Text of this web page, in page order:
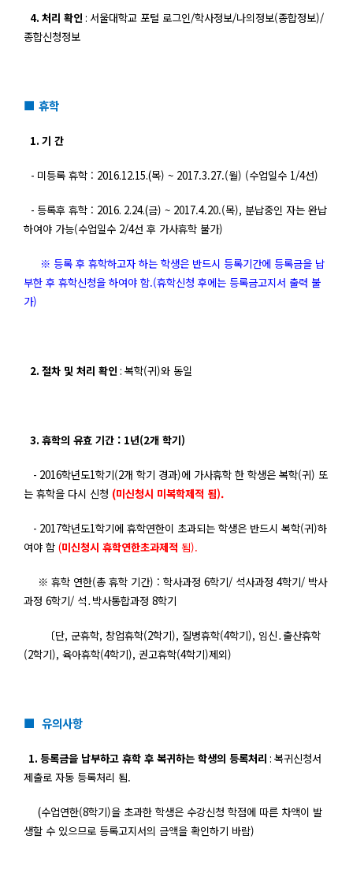
4. 처리 확인 : 서울대학교 포털 로그인/학사정보/나의정보(종합정보)/
종합신청정보
■ 휴학
1. 기 간
- 미등록 휴학 : 2016.12.15.(목) ~ 2017.3.27.(월) (수업일수 1/4선)
- 등록후 휴학 : 2016. 2.24.(금) ~ 2017.4.20.(목), 분납중인 자는 완납
하여야 가능(수업일수 2/4선 후 가사휴학 불가)
※ 등록 후 휴학하고자 하는 학생은 반드시 등록기간에 등록금을 납
부한 후 휴학신청을 하여야 함.(휴학신청 후에는 등록금고지서 출력 불
가)
2. 절차 및 처리 확인 : 복학(귀)와 동일
3. 휴학의 유효 기간 : 1년(2개 학기)
- 2016학년도1학기(2개 학기 경과)에 가사휴학 한 학생은 복학(귀) 또
는 휴학을 다시 신청 (미신청시 미복학제적 됨).
- 2017학년도1학기에 휴학연한이 초과되는 학생은 반드시 복학(귀)하
여야 함 (미신청시 휴학연한초과제적 됨).
※ 휴학 연한(총 휴학 기간) : 학사과정 6학기/ 석사과정 4학기/ 박사
과정 6학기/ 석․ 박사통합과정 8학기
〔단, 군휴학, 창업휴학(2학기), 질병휴학(4학기), 임신․ 출산휴학
(2학기), 육아휴학(4학기), 권고휴학(4학기)제외)
■ 유의사항
1. 등록금을 납부하고 휴학 후 복귀하는 학생의 등록처리 : 복귀신청서
제출로 자동 등록처리 됨.
(수업연한(8학기)을 초과한 학생은 수강신청 학점에 따른 차액이 발
생할 수 있으므로 등록고지서의 금액을 확인하기 바람)